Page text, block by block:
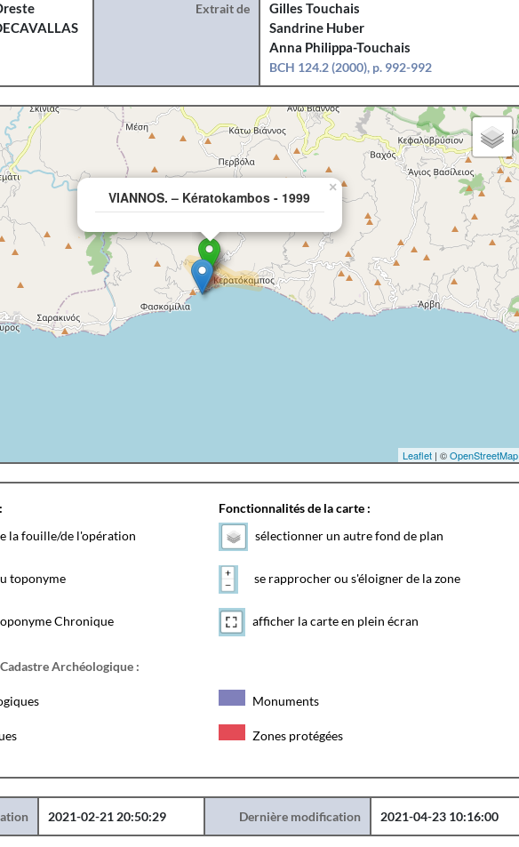
Extrait de
Gilles Touchais
Sandrine Huber
Anna Philippa-Touchais
BCH 124.2 (2000), p. 992-992
VIANNOS. – Kératokambos - 1999
×
Leaflet| ©OpenStreetMap
la fouille/de l'opération
toponyme
Chronique
Fonctionnalités de la carte :
sélectionner un autre fond de plan
se rapprocher ou s'éloigner de la zone
afficher la carte en plein écran
Archéologique :
Monuments
Zones protégées
2021-02-21 20:50:29 Dernière modification 2021-04-23 10:16:00